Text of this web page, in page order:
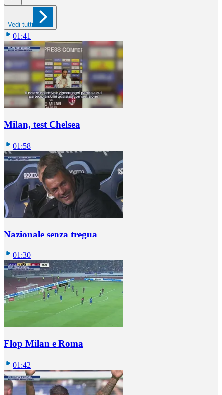
Vedi tutti
01:41
Milan, test Chelsea
01:58
Nazionale senza tregua
01:30
Flop Milan e Roma
01:42